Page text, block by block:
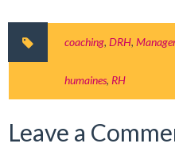
coaching, DRH,
humaines, RH
Leave a